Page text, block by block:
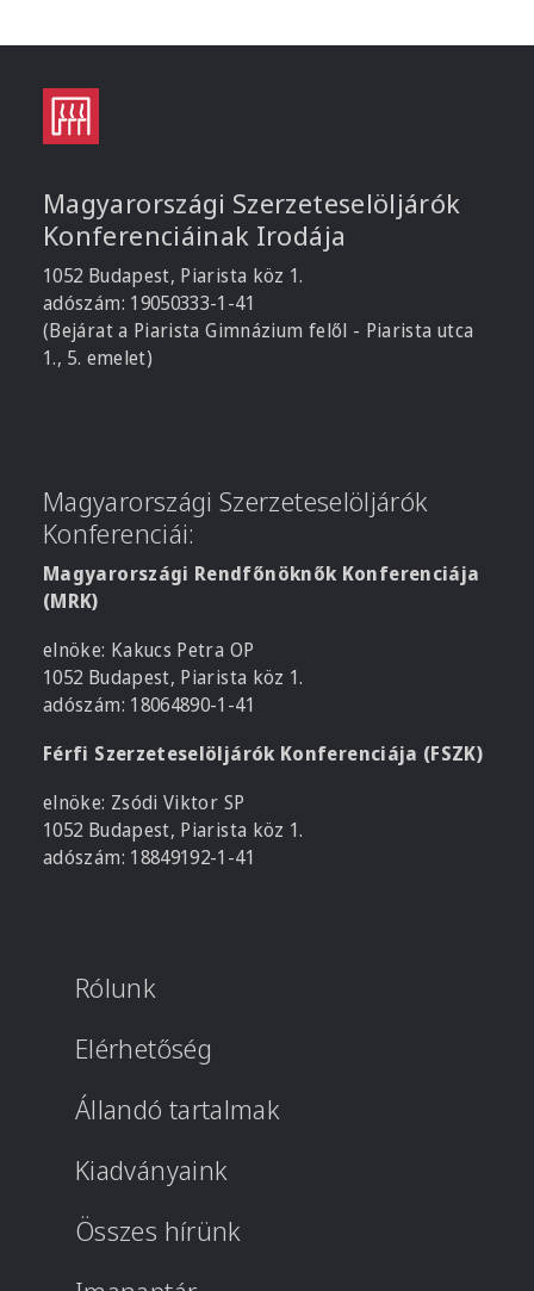
Magyarországi Szerzeteselöljárók
Konferenciáinak Irodája
1052 Budapest, Piarista köz 1.
adószám: 19050333-1-41
(Bejárat a Piarista Gimnázium felől - Piarista utca
1., 5. emelet)
Magyarországi Szerzeteselöljárók
Konferenciái:
Magyarországi Rendfőnöknők Konferenciája
(MRK)
elnöke: Kakucs Petra OP
1052 Budapest, Piarista köz 1.
adószám: 18064890-1-41
Férfi Szerzeteselöljárók Konferenciája (FSZK)
elnöke: Zsódi Viktor SP
1052 Budapest, Piarista köz 1.
adószám: 18849192-1-41
Rólunk
Elérhetőség
Állandó tartalmak
Kiadványaink
Összes hírünk